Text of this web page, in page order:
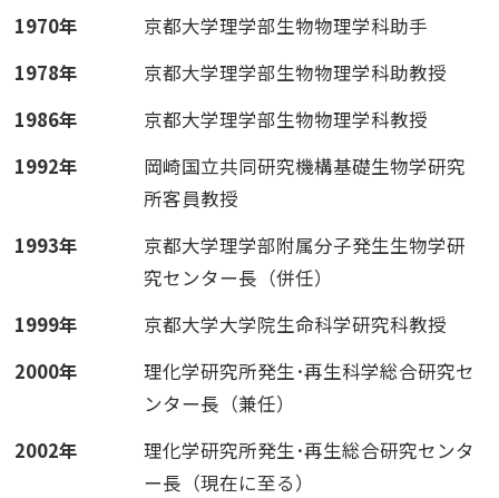
1970年
京都大学理学部生物物理学科助手
1978年
京都大学理学部生物物理学科助教授
1986年
京都大学理学部生物物理学科教授
1992年
岡崎国立共同研究機構基礎生物学研究
所客員教授
1993年
京都大学理学部附属分子発生生物学研
究センター長（併任）
1999年
京都大学大学院生命科学研究科教授
2000年
理化学研究所発生･再生科学総合研究セ
ンター長（兼任）
2002年
理化学研究所発生･再生総合研究センタ
ー長（現在に至る）